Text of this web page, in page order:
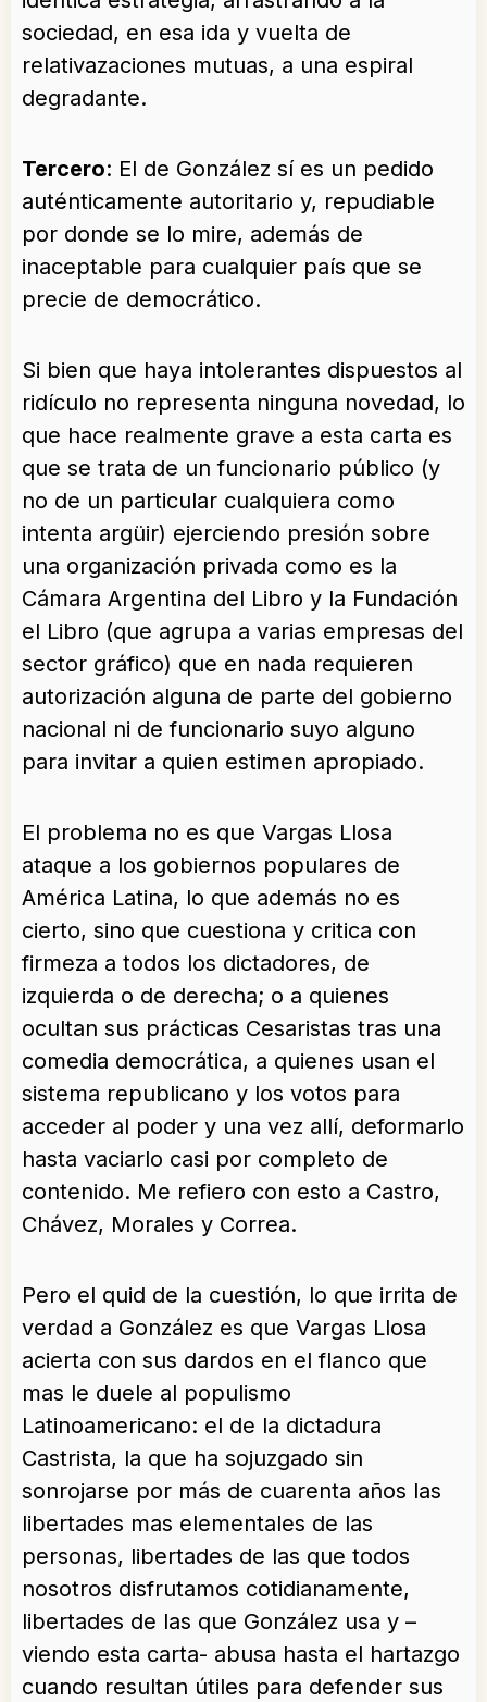
sociedad, en esa ida y vuelta de
relativazaciones mutuas, a una espiral
degradante.
Tercero: El de González sí es un pedido
auténticamente autoritario y, repudiable
por donde se lo mire, además de
inaceptable para cualquier país que se
precie de democrático.
Si bien que haya intolerantes dispuestos al
ridículo no representa ninguna novedad, lo
que hace realmente grave a esta carta es
que se trata de un funcionario público (y
no de un particular cualquiera como
intenta argüir) ejerciendo presión sobre
una organización privada como es la
Cámara Argentina del Libro y la Fundación
el Libro (que agrupa a varias empresas del
sector gráfico) que en nada requieren
autorización alguna de parte del gobierno
nacional ni de funcionario suyo alguno
para invitar a quien estimen apropiado.
El problema no es que Vargas Llosa
ataque a los gobiernos populares de
América Latina, lo que además no es
cierto, sino que cuestiona y critica con
firmeza a todos los dictadores, de
izquierda o de derecha; o a quienes
ocultan sus prácticas Cesaristas tras una
comedia democrática, a quienes usan el
sistema republicano y los votos para
acceder al poder y una vez allí, deformarlo
hasta vaciarlo casi por completo de
contenido. Me refiero con esto a Castro,
Chávez, Morales y Correa.
Pero el quid de la cuestión, lo que irrita de
verdad a González es que Vargas Llosa
acierta con sus dardos en el flanco que
mas le duele al populismo
Latinoamericano: el de la dictadura
Castrista, la que ha sojuzgado sin
sonrojarse por más de cuarenta años las
libertades mas elementales de las
personas, libertades de las que todos
nosotros disfrutamos cotidianamente,
libertades de las que González usa y –
viendo esta carta- abusa hasta el hartazgo
cuando resultan útiles para defender sus